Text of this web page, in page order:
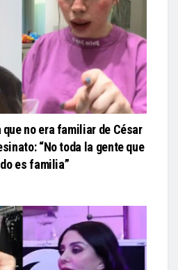
no era familiar de César
“No toda la gente que
es familia”